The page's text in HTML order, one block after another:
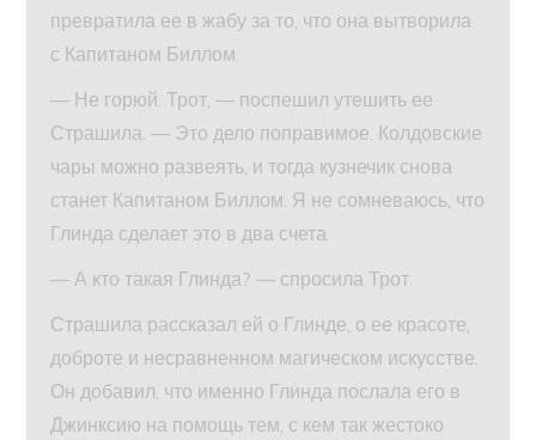
превратила ее в жабу за то, что она вытворила
с Капитаном Биллом.
— Не горюй. Трот, — поспешил утешить ее
Страшила. — Это дело поправимое. Колдовские
чары можно развеять, и тогда кузнечик снова
станет Капитаном Биллом. Я не сомневаюсь, что
Глинда сделает это в два счета.
— А кто такая Глинда? — спросила Трот.
Страшила рассказал ей о Глинде, о ее красоте,
доброте и несравненном магическом искусстве.
Он добавил, что именно Глинда послала его в
Джинксию на помощь тем, с кем так жестоко